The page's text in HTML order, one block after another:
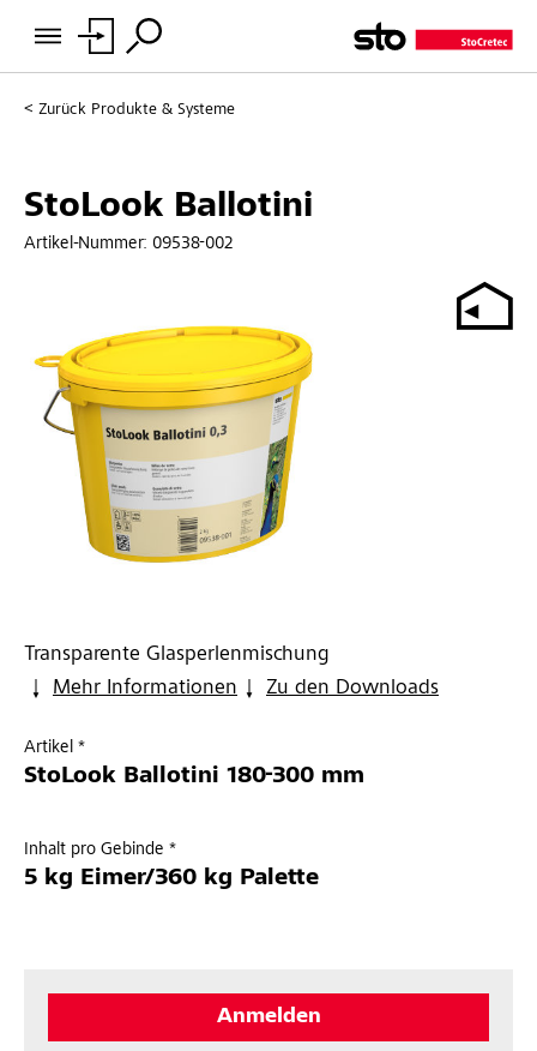
Zurück Produkte & Systeme
StoLook Ballotini
Artikel-Nummer: 09538-002
Transparente Glasperlenmischung
Mehr Informationen
Zu den Downloads
Artikel *
StoLook Ballotini 180-300 mm
Inhalt pro Gebinde *
5 kg Eimer/360 kg Palette
Anmelden